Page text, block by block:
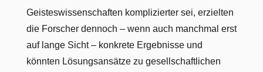
Geisteswissenschaften komplizierter sei, erzielten
die Forscher dennoch – wenn auch manchmal erst
auf lange Sicht – konkrete Ergebnisse und
könnten Lösungsansätze zu gesellschaftlichen